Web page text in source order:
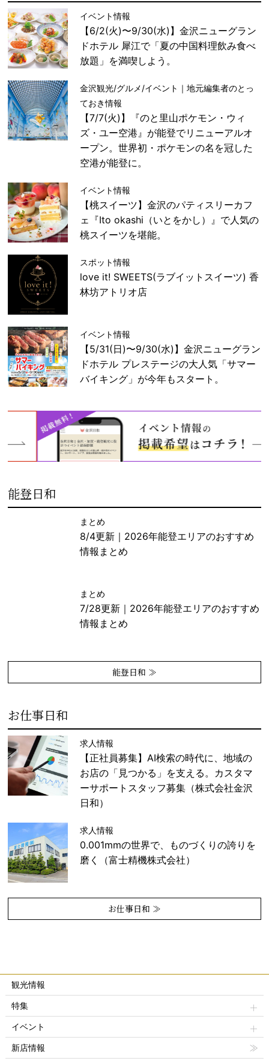
イベント情報
【6/2(火)〜9/30(水)】金沢ニューグラン
ドホテル 犀江で「夏の中国料理飲み食べ
放題」を満喫しよう。
金沢観光/グルメ/イベント｜地元編集者のとっ
ておき情報
【7/7(火)】『のと里山ポケモン・ウィ
ズ・ユー空港』が能登でリニューアルオ
ープン。世界初・ポケモンの名を冠した
空港が能登に。
イベント情報
【桃スイーツ】金沢のパティスリーカフ
ェ『Ito okashi（いとをかし）』で人気の
桃スイーツを堪能。
スポット情報
love it! SWEETS(ラブイットスイーツ) 香
林坊アトリオ店
イベント情報
【5/31(日)〜9/30(水)】金沢ニューグラン
ドホテル プレステージの大人気「サマー
バイキング」が今年もスタート。
能登日和
まとめ
8/4更新｜2026年能登エリアのおすすめ
情報まとめ
まとめ
7/28更新｜2026年能登エリアのおすすめ
情報まとめ
能登日和 ≫
お仕事日和
求人情報
【正社員募集】AI検索の時代に、地域の
お店の「見つかる」を支える。カスタマ
ーサポートスタッフ募集（株式会社金沢
日和）
求人情報
0.001mmの世界で、ものづくりの誇りを
磨く（富士精機株式会社）
お仕事日和 ≫
観光情報
特集
イベント
新店情報